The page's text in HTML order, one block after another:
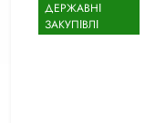
ДЕРЖАВНІ
ЗАКУПІВЛІ